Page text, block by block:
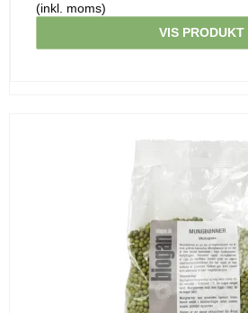
(inkl. moms)
VIS PRODUKT